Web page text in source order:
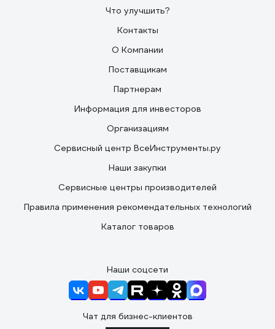
Что улучшить?
Контакты
О Компании
Поставщикам
Партнерам
Информация для инвесторов
Организациям
Сервисный центр ВсеИнструменты.ру
Наши закупки
Сервисные центры производителей
Правила применения рекомендательных технологий
Каталог товаров
Наши соцсети
Чат для бизнес-клиентов